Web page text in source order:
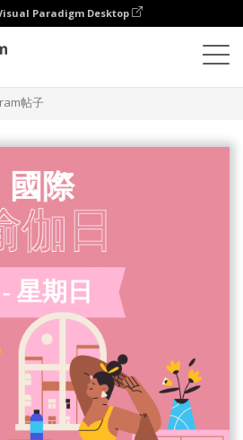
Paradigm Desktop
帖子